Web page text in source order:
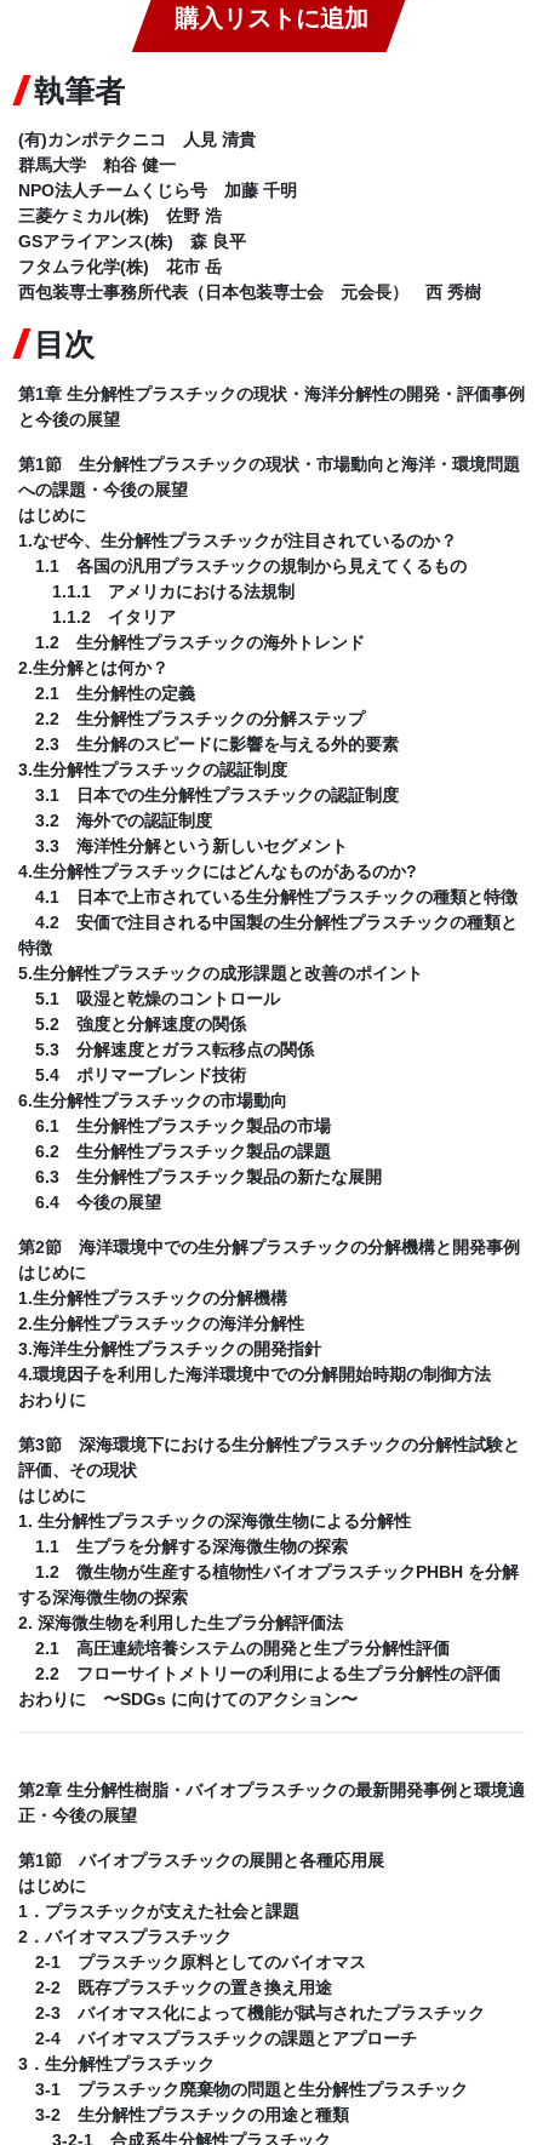
購入リストに追加
執筆者
(有)カンポテクニコ 人見 清貴
群馬大学 粕谷 健一
NPO法人チームくじら号 加藤 千明
三菱ケミカル(株) 佐野 浩
GSアライアンス(株) 森 良平
フタムラ化学(株) 花市 岳
西包装専士事務所代表（日本包装専士会 元会長） 西 秀樹
目次
第1章 生分解性プラスチックの現状・海洋分解性の開発・評価事例
と今後の展望
第1節 生分解性プラスチックの現状・市場動向と海洋・環境問題
への課題・今後の展望
はじめに
1.なぜ今、生分解性プラスチックが注目されているのか？
1.1 各国の汎用プラスチックの規制から見えてくるもの
1.1.1 アメリカにおける法規制
1.1.2 イタリア
1.2 生分解性プラスチックの海外トレンド
2.生分解とは何か？
2.1 生分解性の定義
2.2 生分解性プラスチックの分解ステップ
2.3 生分解のスピードに影響を与える外的要素
3.生分解性プラスチックの認証制度
3.1 日本での生分解性プラスチックの認証制度
3.2 海外での認証制度
3.3 海洋性分解という新しいセグメント
4.生分解性プラスチックにはどんなものがあるのか?
4.1 日本で上市されている生分解性プラスチックの種類と特徴
4.2 安価で注目される中国製の生分解性プラスチックの種類と
特徴
5.生分解性プラスチックの成形課題と改善のポイント
5.1 吸湿と乾燥のコントロール
5.2 強度と分解速度の関係
5.3 分解速度とガラス転移点の関係
5.4 ポリマーブレンド技術
6.生分解性プラスチックの市場動向
6.1 生分解性プラスチック製品の市場
6.2 生分解性プラスチック製品の課題
6.3 生分解性プラスチック製品の新たな展開
6.4 今後の展望
第2節 海洋環境中での生分解プラスチックの分解機構と開発事例
はじめに
1.生分解性プラスチックの分解機構
2.生分解性プラスチックの海洋分解性
3.海洋生分解性プラスチックの開発指針
4.環境因子を利用した海洋環境中での分解開始時期の制御方法
おわりに
第3節 深海環境下における生分解性プラスチックの分解性試験と
評価、その現状
はじめに
1. 生分解性プラスチックの深海微生物による分解性
1.1 生プラを分解する深海微生物の探索
1.2 微生物が生産する植物性バイオプラスチックPHBH を分解
する深海微生物の探索
2. 深海微生物を利用した生プラ分解評価法
2.1 高圧連続培養システムの開発と生プラ分解性評価
2.2 フローサイトメトリーの利用による生プラ分解性の評価
おわりに 〜SDGs に向けてのアクション〜
第2章 生分解性樹脂・バイオプラスチックの最新開発事例と環境適
正・今後の展望
第1節 バイオプラスチックの展開と各種応用展
はじめに
1．プラスチックが支えた社会と課題
2．バイオマスプラスチック
2-1 プラスチック原料としてのバイオマス
2-2 既存プラスチックの置き換え用途
2-3 バイオマス化によって機能が賦与されたプラスチック
2-4 バイオマスプラスチックの課題とアプローチ
3．生分解性プラスチック
3-1 プラスチック廃棄物の問題と生分解性プラスチック
3-2 生分解性プラスチックの用途と種類
3-2-1 合成系生分解性プラスチック